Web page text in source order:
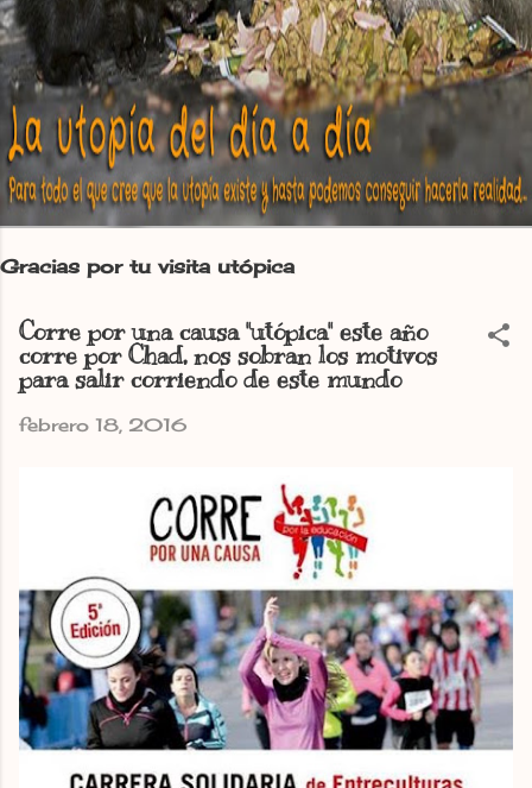
Gracias por tu visita utópica
Corre por una causa "utópica" este año
corre por Chad, nos sobran los motivos
para salir corriendo de este mundo
febrero 18, 2016